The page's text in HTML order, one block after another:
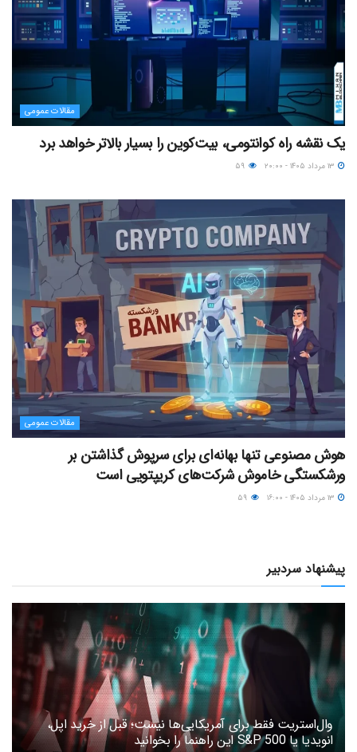
مقالات عمومی
یک نقشه راه کوانتومی، بیت‌کوین را بسیار بالاتر خواهد برد
مقالات عمومی
هوش مصنوعی تنها بهانه‌ای برای سرپوش گذاشتن بر
ورشکستگی خاموش شرکت‌های کریپتویی است
پیشنهاد سردبیر
وال‌استریت فقط برای آمریکایی‌ها نیست؛ قبل از خرید اپل،
انویدیا یا S&P 500 این راهنما را بخوانید